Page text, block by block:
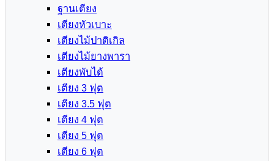
ฐานเตียง
เตียงหัวเบาะ
เตียงไม้ปาติเกิล
เตียงไม้ยางพารา
เตียงพับได้
เตียง 3 ฟุต
เตียง 3.5 ฟุต
เตียง 4 ฟุต
เตียง 5 ฟุต
เตียง 6 ฟุต